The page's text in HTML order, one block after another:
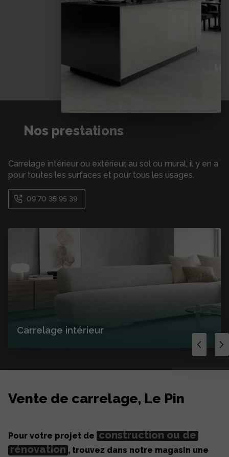
Nos prestations
Carrelage intérieur ou extérieur, au sol ou mural, il y en a
pour toutes les surfaces et pour tous les usages.
09 70 35 95 39
Carrelage intérieur
Vente de carrelage, Le Pin
Pour votre projet de construction ou de
rénovation , trouvez dans notre magasin une